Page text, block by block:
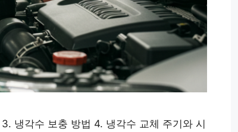
냉각수 보충 방법 4. 냉각수 교체 주기와 시